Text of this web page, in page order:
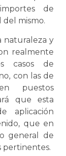
de
mismo.
naturaleza y
realmente
casos de
con las de
puestos
que esta
aplicación
que en
general de
pertinentes.